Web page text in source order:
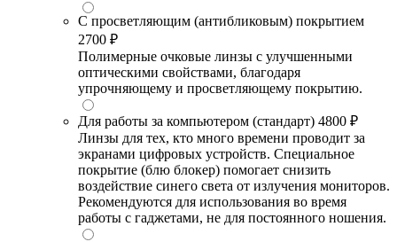
С просветляющим (антибликовым) покрытием
2700 ₽
Полимерные очковые линзы с улучшенными
оптическими свойствами, благодаря
упрочняющему и просветляющему покрытию.
Для работы за компьютером (стандарт) 4800 ₽
Линзы для тех, кто много времени проводит за
экранами цифровых устройств. Специальное
покрытие (блю блокер) помогает снизить
воздействие синего света от излучения мониторов.
Рекомендуются для использования во время
работы с гаджетами, не для постоянного ношения.